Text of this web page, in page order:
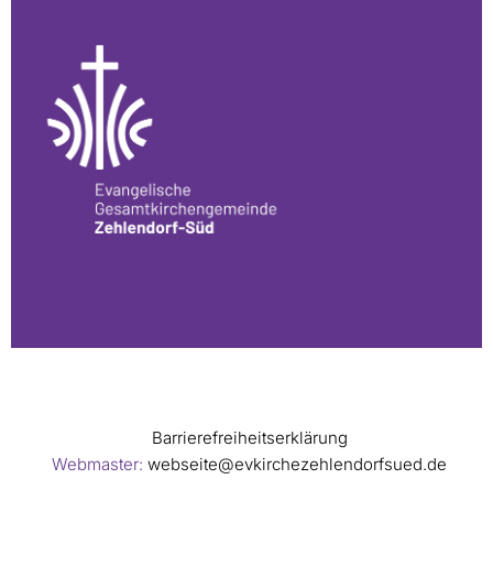
Barrierefreiheitserklärung
Webmaster: webseite@evkirchezehlendorfsued.de